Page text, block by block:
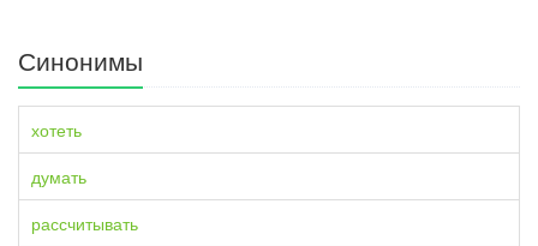
Синонимы
хотеть
думать
рассчитывать